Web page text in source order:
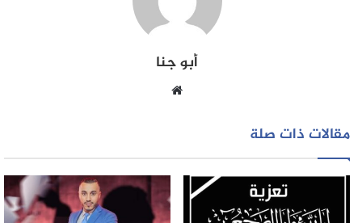
تشير مصادر قضائية إلى أن المحاكمة قد تنطلق في أقرب
أبو جنا
مقالات ذات صلة